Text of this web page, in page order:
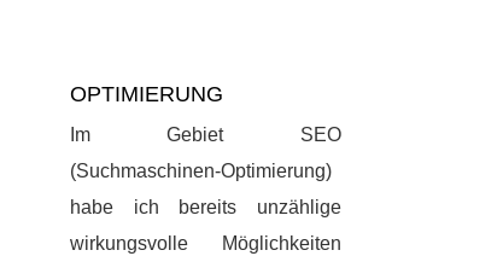
OPTIMIERUNG
Im Gebiet SEO
(Suchmaschinen-Optimierung)
habe ich bereits unzählige
wirkungsvolle Möglichkeiten